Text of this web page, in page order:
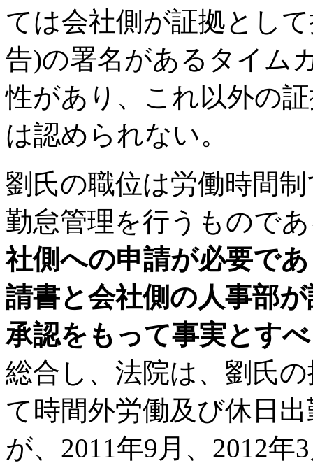
ては会社側が証拠とし
告)の署名があるタイム
性があり、これ以外の
は認められない。
劉氏の職位は労働時間
勤怠管理を行うもので
社側への申請が必要で
請書と会社側の人事部
承認をもって事実とす
総合し、法院は、劉氏
て時間外労働及び休日
が、2011年9月、2012年